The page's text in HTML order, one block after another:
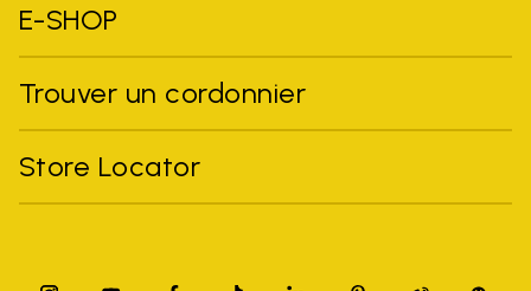
E-SHOP
Trouver un cordonnier
Store Locator